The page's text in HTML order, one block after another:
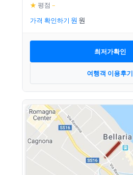
★ 평점 –
가격 확인하기
최저가확인
여행객 이용후기